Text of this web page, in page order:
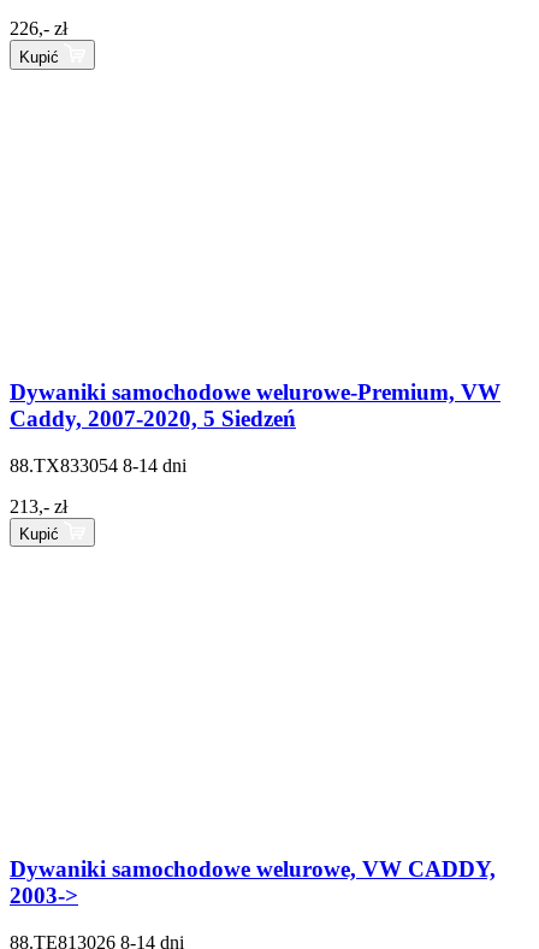
226,- zł
Kupić
Dywaniki samochodowe welurowe-Premium, VW
Caddy, 2007-2020, 5 Siedzeń
88.TX833054 8-14 dni
213,- zł
Kupić
Dywaniki samochodowe welurowe, VW CADDY,
2003->
88.TE813026 8-14 dni